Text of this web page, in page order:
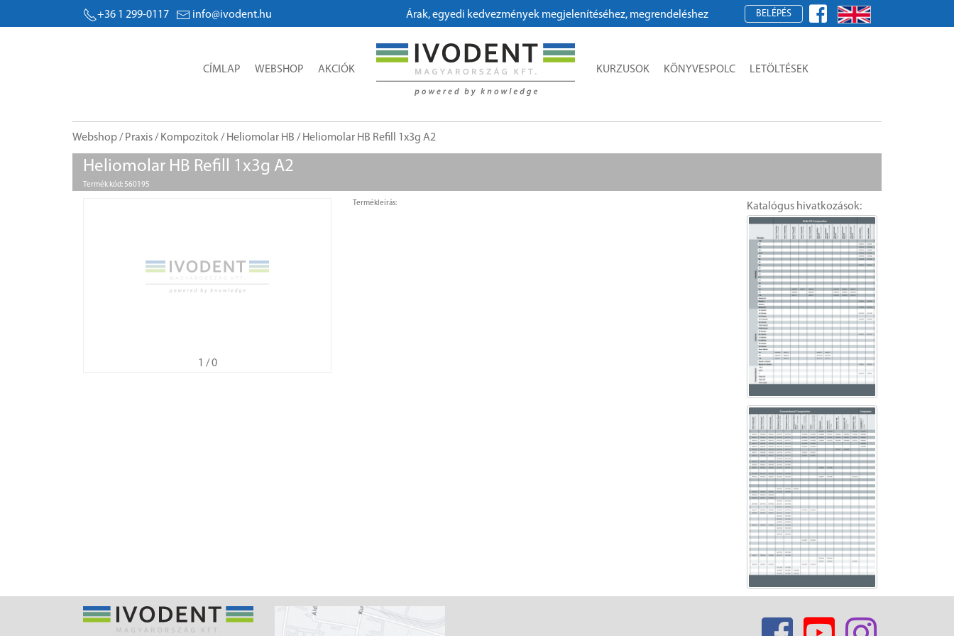
+36 1 299-0117 info@ivodent.hu Árak, egyedi kedvezmények megjelenítéséhez, megrendeléshez kérjük, regisztráljon! BELÉPÉS
CÍMLAP WEBSHOP AKCIÓK KURZUSOK KÖNYVESPOLC LETÖLTÉSEK
Webshop/ Praxis/ Kompozitok/ Heliomolar HB / Heliomolar HB Refill 1x3g A2
Heliomolar HB Refill 1x3g A2
Termék kód: 560195
1 / 0
Termékleírás: Katalógus hivatkozások: